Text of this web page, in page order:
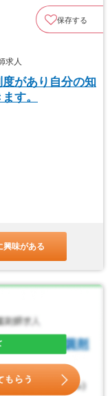
保存する
求人
度があり自分の知
す。
興味がある